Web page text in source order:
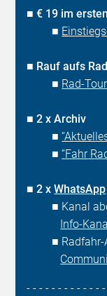
■€ 19 im
■
■ Rauf aufs
■ Rad-
■2 x Archiv
■
■“Fahr
■2 xWhatsApp
■ Kanal
Info-
■ Radfahr-
- - - - - - - - - - - - -